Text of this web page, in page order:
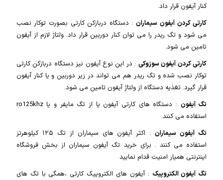
کنار آیفون قرار داد.
کارتی کردن آیفون سیماران: دستگاه دربازکن کارتی بصورت توکار نصب
می شود و تگ ریدر را می توان کنار دوربین قرار داد. ولتاژ لازم از آیفون
تامین می شود.
کارتی کردن آیفون سوزوکی : در این نوع آیفون نیز دستگاه دربازکن کارتی
توکار نصب شده و تگ ریدر هم می تواند در زیر دوربین و یا کنار آیفون
قرار گیرد. تغذیه دستگاه از ولتاژ آیفون تامین می شود.
تگ آیفون
: دستگاه های کارتی آیفون یا از تگ مایفر و یا ro125khz
استفاده می کنند.
تگ آیفون سیماران
: اکثر آیفون های سیماران از تگ ۱۲۵ کیلوهرتز
استفاده می کنند . برای خرید تگ آیفون سیماران از بخش فروشگاه
اینترنتی همیار امنیت قدام نمایید
تگ آیفون الکتروپیک : آیفون های الکتروپیک کارتی ،همگی با تگ های